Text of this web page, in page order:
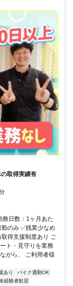
取得実績有
務日数：1ヶ月あた
のみ ✅残業少なめ
得支援制度あり ご
ト・見守りを業務
がら、 ご利用者様
あり
バイク通勤OK
経験者歓迎